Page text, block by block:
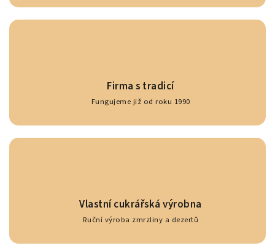
Firma s tradicí
Fungujeme již od roku 1990
Vlastní cukrářská výrobna
Ruční výroba zmrzliny a dezertů